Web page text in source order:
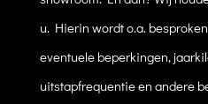
u. Hierin wordt o.a.
eventuele beperkingen,
uitstapfrequentie en andere